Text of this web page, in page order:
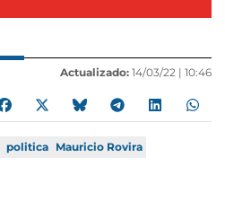
Actualizado: 14/03/22 | 10:46
politica Mauricio Rovira